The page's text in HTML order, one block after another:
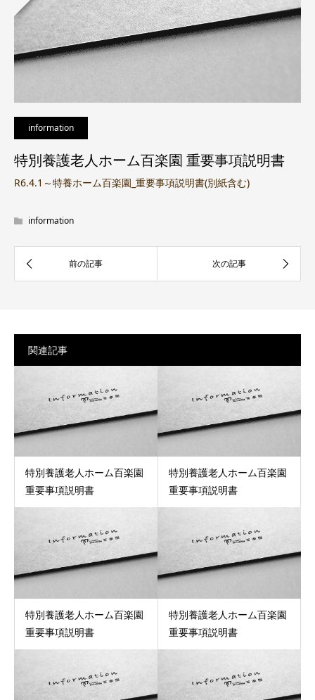
information
特別養護老人ホーム百楽園 重要事項説明書
R6.4.1～特養ホーム百楽園_重要事項説明書(別紙含む)
information
関連記事
特別養護老人ホーム百楽園
重要事項説明書
特別養護老人ホーム百楽園
重要事項説明書
特別養護老人ホーム百楽園
重要事項説明書
特別養護老人ホーム百楽園
重要事項説明書